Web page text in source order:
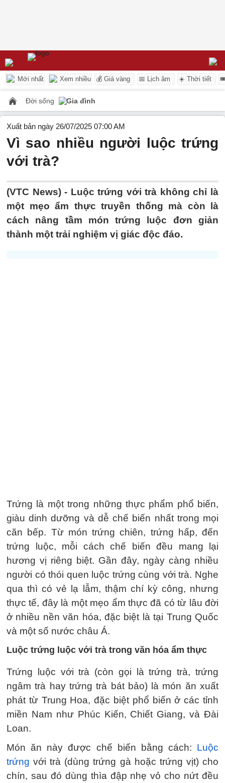
Mới nhất Xem nhiều 💰 Giá vàng 📅 Lịch âm ☀️ Thời tiết
Đời sống Gia đình
Xuất bản ngày 26/07/2025 07:00 AM
Vì sao nhiều người luộc trứng
với trà?
(VTC News) - Luộc trứng với trà không chỉ là
một mẹo ẩm thực truyền thống mà còn là
cách nâng tầm món trứng luộc đơn giản
thành một trải nghiệm vị giác độc đáo.
Trứng là một trong những thực phẩm phổ biến,
giàu dinh dưỡng và dễ chế biến nhất trong mọi
căn bếp. Từ món trứng chiên, trứng hấp, đến
trứng luộc, mỗi cách chế biến đều mang lại
hương vị riêng biệt. Gần đây, ngày càng nhiều
người có thói quen luộc trứng cùng với trà. Nghe
qua thì có vẻ lạ lẫm, thậm chí kỳ công, nhưng
thực tế, đây là một mẹo ẩm thực đã có từ lâu đời
ở nhiều nền văn hóa, đặc biệt là tại Trung Quốc
và một số nước châu Á.
Luộc trứng luộc với trà trong văn hóa ẩm thực
Trứng luộc với trà (còn gọi là trứng trà, trứng
ngâm trà hay trứng trà bát bảo) là món ăn xuất
phát từ Trung Hoa, đặc biệt phổ biến ở các tỉnh
miền Nam như Phúc Kiến, Chiết Giang, và Đài
Loan.
Món ăn này được chế biến bằng cách: Luộc
trứng với trà (dùng trứng gà hoặc trứng vịt) cho
chín, sau đó dùng thìa đập nhẹ vỏ cho nứt đều